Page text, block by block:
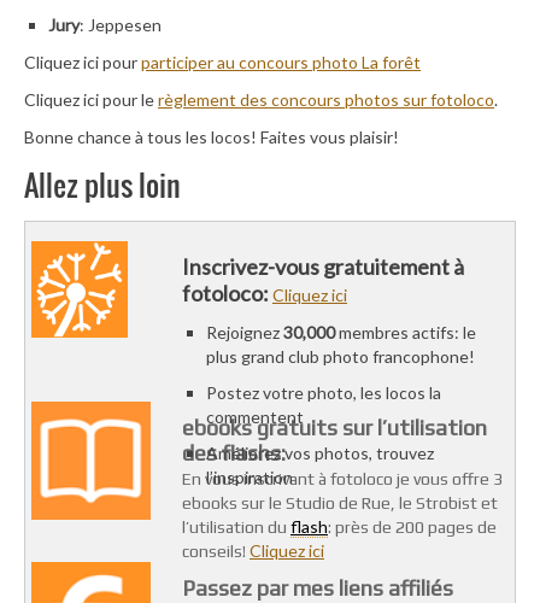
Jury: Jeppesen
Cliquez ici pourparticiper au concours photo La forêt
Cliquez ici pour lerèglement des concours photos sur fotoloco.
Bonne chance à tous les locos! Faites vous plaisir!
Allez plus loin
Inscrivez-vous gratuitement à
fotoloco: Cliquez ici
Rejoignez30,000membres actifs: le
plus grand club photo francophone!
Postez votre photo, les locos la
commentent
Améliorez vos photos, trouvez
l’inspiration
ebooks gratuits sur l’utilisation
des flashs:
En vous inscrivant à fotoloco je vous offre 3
ebooks sur le Studio de Rue, le Strobist et
l’utilisation du flash: près de 200 pages de
conseils! Cliquez ici
Passez par mes liens affiliés